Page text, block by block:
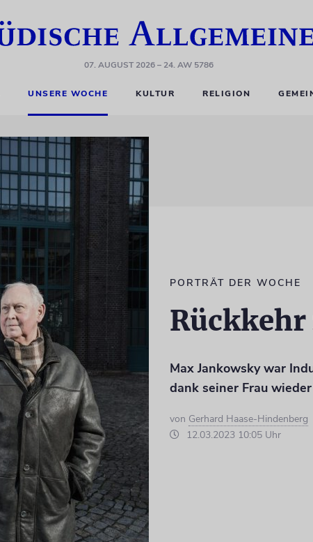
07. AUGUST 2026– 24. AW 5786
UNSERE WOCHE KULTUR RELIGION
PORTRÄT DER WOCHE
Rückkehr
Max Jankowsky war
dank seiner Frau
von Gerhard Haase-Hindenberg
12.03.2023 10:05 Uhr